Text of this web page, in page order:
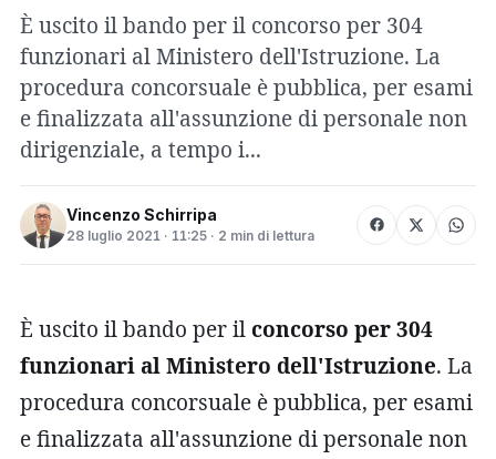
È uscito il bando per il concorso per 304
funzionari al Ministero dell'Istruzione. La
procedura concorsuale è pubblica, per esami
e finalizzata all'assunzione di personale non
dirigenziale, a tempo i...
Vincenzo Schirripa
28 luglio 2021 · 11:25 · 2 min di lettura
È uscito il bando per il concorso per 304
funzionari al Ministero dell'Istruzione. La
procedura concorsuale è pubblica, per esami
e finalizzata all'assunzione di personale non